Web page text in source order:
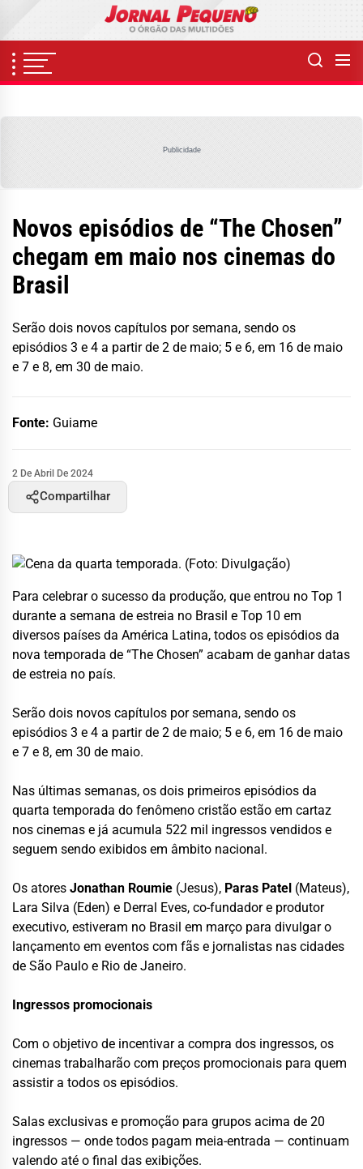
content
Publicidade
Novos episódios de “The Chosen”
chegam em maio nos cinemas do
Brasil
Serão dois novos capítulos por semana, sendo os
episódios 3 e 4 a partir de 2 de maio; 5 e 6, em 16 de maio
e 7 e 8, em 30 de maio.
Fonte: Guiame
2 De Abril De 2024
Compartilhar
Para celebrar o sucesso da produção, que entrou no Top 1
durante a semana de estreia no Brasil e Top 10 em
diversos países da América Latina, todos os episódios da
nova temporada de “The Chosen” acabam de ganhar datas
de estreia no país.
Serão dois novos capítulos por semana, sendo os
episódios 3 e 4 a partir de 2 de maio; 5 e 6, em 16 de maio
e 7 e 8, em 30 de maio.
Nas últimas semanas, os dois primeiros episódios da
quarta temporada do fenômeno cristão estão em cartaz
nos cinemas e já acumula 522 mil ingressos vendidos e
seguem sendo exibidos em âmbito nacional.
Os atores Jonathan Roumie (Jesus), Paras Patel (Mateus),
Lara Silva (Eden) e Derral Eves, co-fundador e produtor
executivo, estiveram no Brasil em março para divulgar o
lançamento em eventos com fãs e jornalistas nas cidades
de São Paulo e Rio de Janeiro.
Ingressos promocionais
Com o objetivo de incentivar a compra dos ingressos, os
cinemas trabalharão com preços promocionais para quem
assistir a todos os episódios.
Salas exclusivas e promoção para grupos acima de 20
ingressos — onde todos pagam meia-entrada — continuam
valendo até o final das exibições.